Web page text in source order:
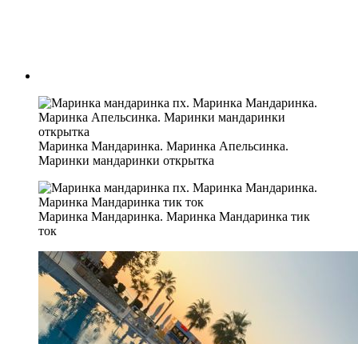
Маринка Мандаринка. Маринка Апельсинка.
Маринки мандаринки открытка
Маринка Мандаринка. Маринка Мандаринка тик
ток